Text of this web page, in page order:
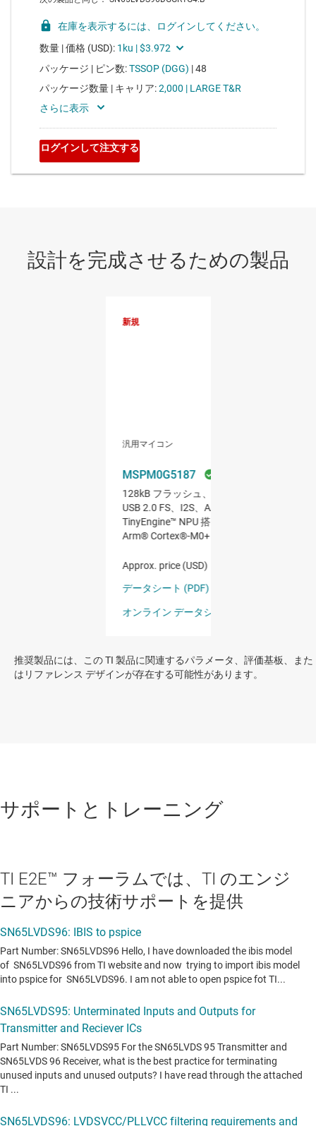
推奨製品には、この TI 製品に関連するパラメータ、評価基板、また
はリファレンス デザインが存在する可能性があります。
サポートとトレーニング
TI E2E™ フォーラムでは、TI のエンジ
ニアからの技術サポートを提供